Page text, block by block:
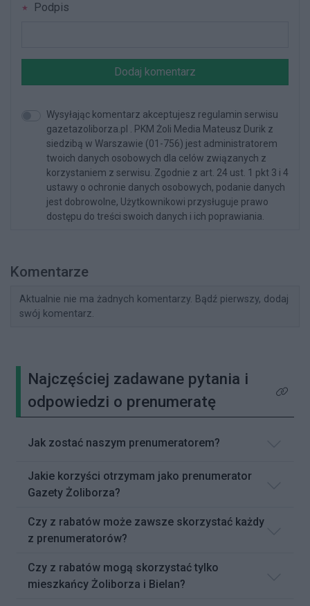
Podpis
Dodaj komentarz
Wysyłając komentarz akceptujesz regulamin serwisu
gazetazoliborza.pl . PKM Żoli Media Mateusz Durik z
siedzibą w Warszawie (01-756) jest administratorem
twoich danych osobowych dla celów związanych z
korzystaniem z serwisu. Zgodnie z art. 24 ust. 1 pkt 3 i 4
ustawy o ochronie danych osobowych, podanie danych
jest dobrowolne, Użytkownikowi przysługuje prawo
dostępu do treści swoich danych i ich poprawiania.
Komentarze
Aktualnie nie ma żadnych komentarzy. Bądź pierwszy, dodaj
swój komentarz.
Najczęściej zadawane pytania i
odpowiedzi o prenumeratę
Kliknij
Jak zostać naszym prenumeratorem?
Jakie korzyści otrzymam jako prenumerator
Gazety Żoliborza?
Czy z rabatów może zawsze skorzystać każdy
z prenumeratorów?
Czy z rabatów mogą skorzystać tylko
mieszkańcy Żoliborza i Bielan?